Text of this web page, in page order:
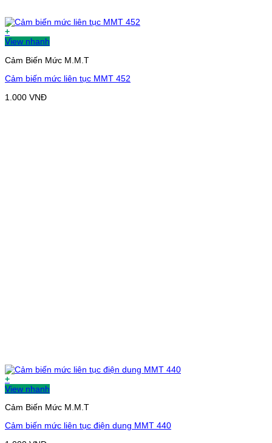
+
View nhanh
Cảm Biến Mức M.M.T
Cảm biến mức liên tục MMT 452
1.000 VNĐ
+
View nhanh
Cảm Biến Mức M.M.T
Cảm biến mức liên tục điện dung MMT 440